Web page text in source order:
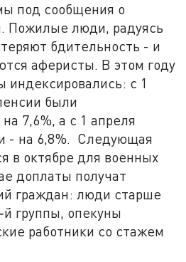
под сообщения о
Пожилые люди, радуясь
бдительность - и
аферисты. В этом году
с 1
были
7,6%, а с 1 апреля
- на 6,8%. Следующая
в октябре для военных
доплаты получат
граждан: люди старше
группы, опекуны
работники со стажем